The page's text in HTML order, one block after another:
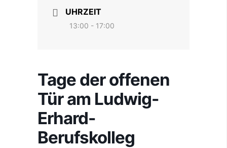
UHRZEIT
13:00 - 17:00
Tage der offenen
Tür am Ludwig-
Erhard-
Berufskolleg